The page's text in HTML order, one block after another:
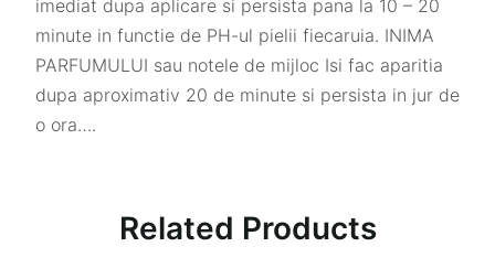
imediat dupa aplicare si persista pana la 10 – 20
minute in functie de PH-ul pielii fiecaruia. INIMA
PARFUMULUI sau notele de mijloc Isi fac aparitia
dupa aproximativ 20 de minute si persista in jur de
o ora….
Related Products